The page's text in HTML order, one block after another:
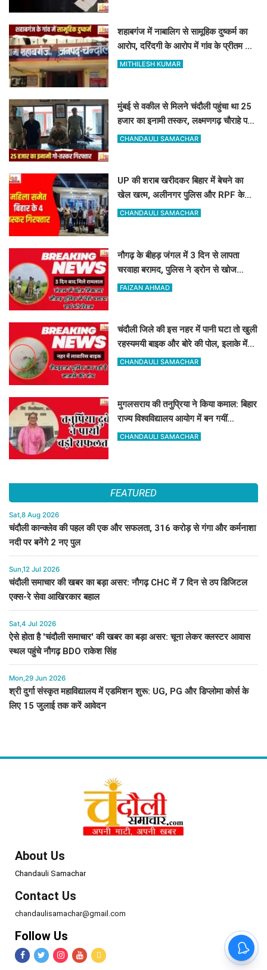
शहाबगंज में नाबालिग से सामूहिक दुष्कर्म का
आरोप, दरिंदगी के आरोप में गांव के प्रीतम और
संजय पर केस दर्ज
MITHILESH KUMAR
मुंबई से वकील से मिलने चंदौली पहुंचा था 25
हजार का इनामी तस्कर, लक्ष्मणगढ़ चौराहे पर
पुलिस ने दबोचा
CHANDAULI SAMACHAR
UP की शराब खरीदकर बिहार में बेचने का
खेल खत्म, अलीनगर पुलिस और RPF के
हत्थे चढ़े महिला समेत 4 तस्कर
CHANDAULI SAMACHAR
नौगढ़ के बीहड़ जंगल में 3 दिन से लापता
चरवाहा बरामद, पुलिस ने ड्रोन से खोज
निकाला
FAIZAN AHMAD
चंदौली जिले की इस नहर में पानी घटा तो खुली
रहस्यमयी बाइक और बोरे की पोल, इलाके में
मचा हड़कंप
CHANDAULI SAMACHAR
मुगलसराय की तनुप्रिया ने किया कमाल: बिहार
राज्य विश्वविद्यालय आयोग में बन गयीं
असिस्टेंट प्रोफेसर
CHANDAULI SAMACHAR
FEATURED
Sat,8 Aug 2026
चंदौली कान्क्लेव की पहल की एक और सफलता, 316 करोड़ से गंगा और कर्मनाशा
नदी पर बनेंगे 2 नए पुल
Sun,12 Jul 2026
चंदौली समाचार की खबर का बड़ा असर: नौगढ़ CHC में 7 दिन से ठप डिजिटल
एक्स-रे सेवा आखिरकार बहाल
Sat,4 Jul 2026
ऐसे होता है 'चंदौली समाचार' की खबर का बड़ा असर: चूना लेकर क्लस्टर आवास
स्थल पहुंचे नौगढ़ BDO राकेश सिंह
Mon,29 Jun 2026
श्री दुर्गा संस्कृत महाविद्यालय में एडमिशन शुरू: UG, PG और डिप्लोमा कोर्स के
लिए 15 जुलाई तक करें आवेदन
About Us
Chandauli Samachar
Contact Us
chandaulisamachar@gmail.com
Follow Us